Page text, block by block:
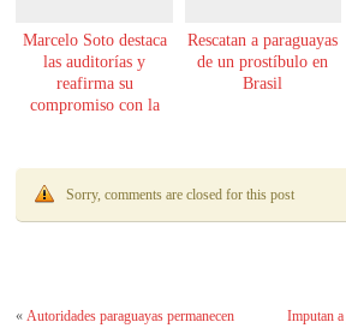
Marcelo Soto destaca
las auditorías y
reafirma su
compromiso con la
Rescatan a paraguayas
de un prostíbulo en
Brasil
Sorry, comments are closed for this post
«Autoridades paraguayas permanecen
Imputan